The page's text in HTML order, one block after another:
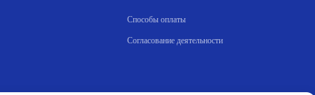
Способы оплаты
Согласование деятельности